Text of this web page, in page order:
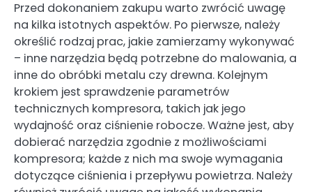
Przed dokonaniem zakupu warto zwrócić uwagę
na kilka istotnych aspektów. Po pierwsze, należy
określić rodzaj prac, jakie zamierzamy wykonywać
– inne narzędzia będą potrzebne do malowania, a
inne do obróbki metalu czy drewna. Kolejnym
krokiem jest sprawdzenie parametrów
technicznych kompresora, takich jak jego
wydajność oraz ciśnienie robocze. Ważne jest, aby
dobierać narzędzia zgodnie z możliwościami
kompresora; każde z nich ma swoje wymagania
dotyczące ciśnienia i przepływu powietrza. Należy